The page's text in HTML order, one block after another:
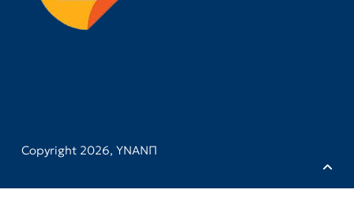
Copyright 2026, ΥΝΑΝΠ